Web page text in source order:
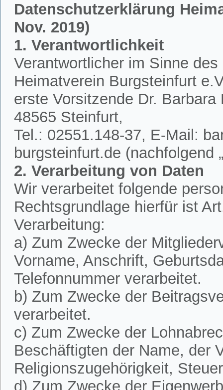
Datenschutzerklärung
Nov. 2019)
1. Verantwortlichkeit
Verantwortlicher im Sinne
Heimatverein Burgsteinfurt
erste Vorsitzende Dr.
48565 Steinfurt,
Tel.: 02551.148-37, E-Mail:
burgsteinfurt.de (nachfolgend
2. Verarbeitung von Daten
Wir verarbeitet folgende
Rechtsgrundlage hierfür ist
Verarbeitung:
a) Zum Zwecke der
Vorname, Anschrift,
Telefonnummer verarbeitet.
b) Zum Zwecke der
verarbeitet.
c) Zum Zwecke der
Beschäftigten der Name, der
Religionszugehörigkeit,
d) Zum Zwecke der